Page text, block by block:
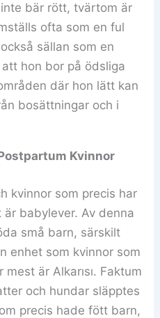
bär rött, tvärtom är
ofta som en ful
sällan som en
hon bor på ödsliga
där hon lätt kan
bosättningar och i
Kvinnor
kvinnor som precis har
babylever. Av denna
små barn, särskilt
enhet som kvinnor som
är Alkarısı. Faktum
och hundar släpptes
precis hade fött barn,